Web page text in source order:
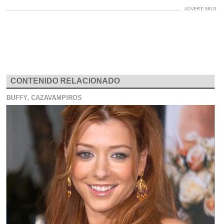
CONTENIDO RELACIONADO
BUFFY, CAZAVAMPIROS